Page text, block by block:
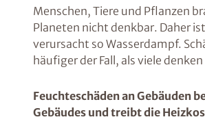
Menschen, Tiere und Pflanzen
Planeten nicht denkbar. Daher
verursacht so Wasserdampf.
häufiger der Fall, als viele
Feuchteschäden an Gebäuden
Gebäudes und treibt die